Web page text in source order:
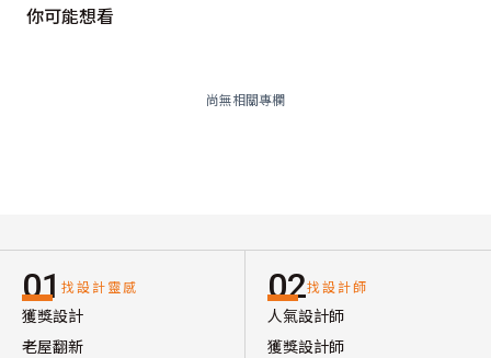
你可能想看
尚無相關專欄
01 找設計靈感
獲獎設計
老屋翻新
02找設計師
人氣設計師
獲獎設計師